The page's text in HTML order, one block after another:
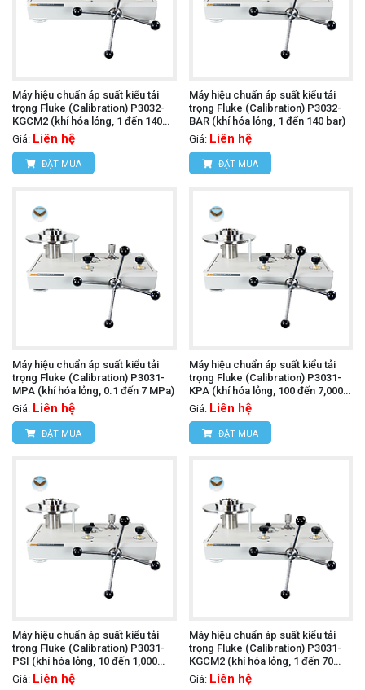
Máy hiệu chuẩn áp suất kiểu tải
trọng Fluke (Calibration) P3032-
KGCM2 (khí hóa lỏng, 1 đến 140
kgf/cm)
Giá: Liên hệ
ĐẶT MUA
Máy hiệu chuẩn áp suất kiểu tải
trọng Fluke (Calibration) P3032-
BAR (khí hóa lỏng, 1 đến 140 bar)
Giá: Liên hệ
ĐẶT MUA
Máy hiệu chuẩn áp suất kiểu tải
trọng Fluke (Calibration) P3031-
MPA (khí hóa lỏng, 0.1 đến 7 MPa)
Giá: Liên hệ
ĐẶT MUA
Máy hiệu chuẩn áp suất kiểu tải
trọng Fluke (Calibration) P3031-
KPA (khí hóa lỏng, 100 đến 7,000
kPa)
Giá: Liên hệ
ĐẶT MUA
Máy hiệu chuẩn áp suất kiểu tải
trọng Fluke (Calibration) P3031-
PSI (khí hóa lỏng, 10 đến 1,000
psi)
Giá: Liên hệ
Máy hiệu chuẩn áp suất kiểu tải
trọng Fluke (Calibration) P3031-
KGCM2 (khí hóa lỏng, 1 đến 70
kgf/cm)
Giá: Liên hệ